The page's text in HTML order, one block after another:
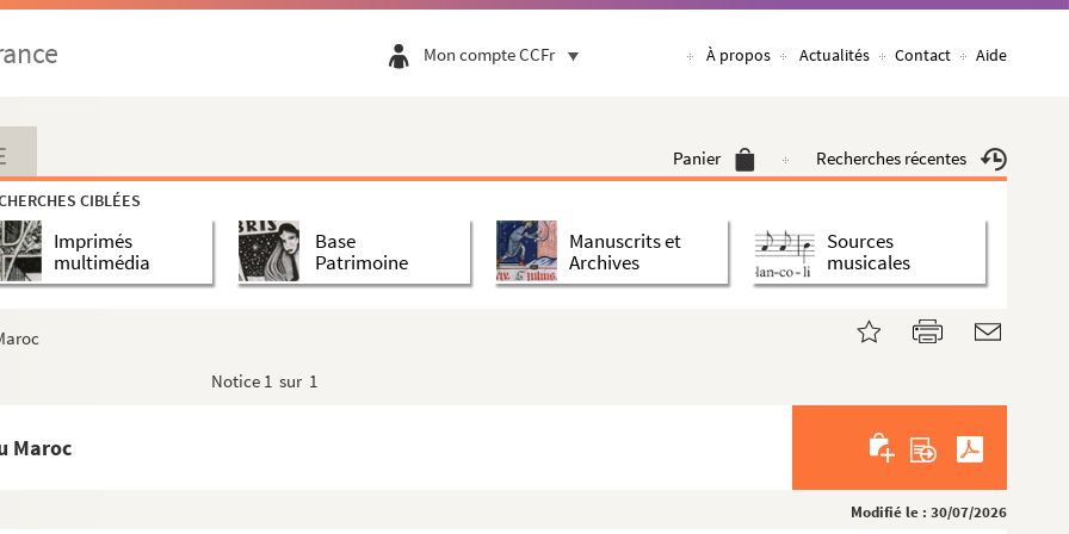
Mon compte CCFr À propos Actualités Contact Aide
Panier Recherches récentes
CIBLÉES
Imprimés
multimédia
Base
Patrimoine
Manuscrits et
Archives
Sources
musicales
Notice 1 sur 1
Maroc
Modifié le : 30/07/2026
Rostand
père Jean Danielou
rédacteur en chef de la revue